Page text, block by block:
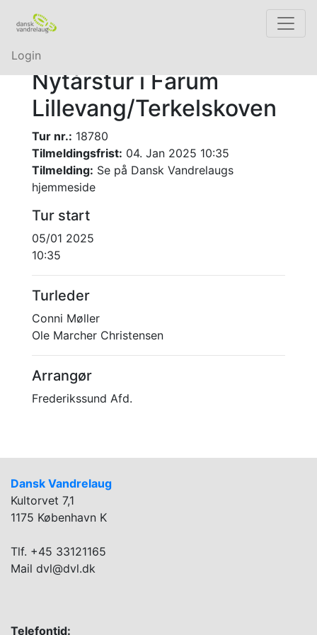
Login
Nytårstur i Farum
Lillevang/Terkelskoven
Tur nr.: 18780
Tilmeldingsfrist: 04. Jan 2025 10:35
Tilmelding: Se på Dansk Vandrelaugs
hjemmeside
Tur start
05/01 2025
10:35
Turleder
Conni Møller
Ole Marcher Christensen
Arrangør
Frederikssund Afd.
Dansk Vandrelaug
Kultorvet 7,1
1175 København K
Tlf. +45 33121165
Mail dvl@dvl.dk
Telefontid: